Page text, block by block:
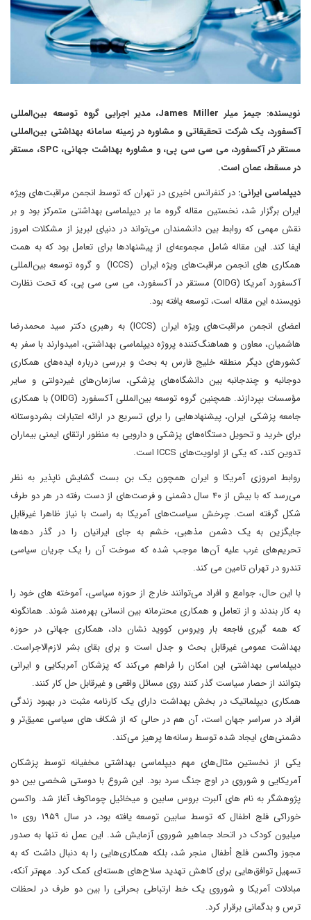
نویسنده: جیمز میلر James Miller، مدیر اجرایی گروه توسعه بین‌المللی
آکسفورد، یک شرکت تحقیقاتی و مشاوره در زمینه سامانه بهداشتی بین‌المللی
مستقر در آکسفورد، می سی سی پی، و مشاوره بهداشت جهانی، SPC، مستقر
در مسقط، عمان است.
دیپلماسی ایرانی:در کنفرانس اخیری در تهران که توسط انجمن مراقبت‌های ویژه
ایران برگزار شد، نخستین مقاله گروه ما بر دیپلماسی بهداشتی متمرکز بود و بر
نقش مهمی که روابط بین دانشمندان می‌تواند در دنیای لبریز از مشکلات امروز
ایفا کند. این مقاله شامل مجموعه‌ای از پیشنهادها برای تعامل بود که به همت
همکاری های انجمن مراقبت‌های ویژه ایران (ICCS) و گروه توسعه بین‌المللی
آکسفورد آمریکا (OIDG) مستقر در آکسفورد، می سی سی پی، که تحت نظارت
نویسنده این مقاله است، توسعه یافته بود.
اعضای انجمن مراقبت‌های ویژه ایران (ICCS) به رهبری دکتر سید محمدرضا
هاشمیان، معاون و هماهنگ‌کننده پروژه دیپلماسی بهداشتی، امیدوارند با سفر به
کشورهای دیگر منطقه خلیج فارس به بحث و بررسی درباره ایده‌های همکاری
دوجانبه و چندجانبه بین دانشگاه‌های پزشکی، سازمان‌های غیردولتی و سایر
مؤسسات بپردازند. همچنین گروه توسعه بین‌المللی آکسفورد (OIDG) با همکاری
جامعه پزشکی ایران، پیشنهادهایی را برای تسریع در ارائه اعتبارات بشردوستانه
برای خرید و تحویل دستگاه‌های پزشکی و دارویی به منظور ارتقای ایمنی بیماران
تدوین کند، که یکی از اولویت‌های ICCS است.
روابط امروزی آمریکا و ایران همچون یک بن بست گشایش ناپذیر به نظر
می‌رسد که با بیش از ۴۰ سال دشمنی و فرصت‌های از دست رفته در هر دو طرف
شکل گرفته است. چرخش سیاست‌های آمریکا به راست با نیاز ظاهرا غیرقابل
جایگزین به یک دشمن مذهبی، خشم به جای ایرانیان را در گذر دهه‌ها
تحریم‌های غرب علیه آن‌ها موجب شده که سوخت آن را یک جریان سیاسی
تندرو در تهران تامین می کند.
با این حال، جوامع و افراد می‌توانند خارج از حوزه سیاسی، آموخته های خود را
به کار بندند و از تعامل و همکاری محترمانه بین انسانی بهره‌مند شوند. همانگونه
که همه گیری فاجعه بار ویروس کووید نشان داد، همکاری جهانی در حوزه
بهداشت عمومی غیرقابل بحث و جدل است و برای بقای بشر لازم‌الاجراست.
دیپلماسی بهداشتی این امکان را فراهم می‌کند که پزشکان آمریکایی و ایرانی
بتوانند از حصار سیاست‌ گذر کنند روی مسائل واقعی و غیرقابل حل کار کنند.
همکاری دیپلماتیک در بخش بهداشت دارای یک کارنامه مثبت در بهبود زندگی
افراد در سراسر جهان است، آن هم در حالی که از شکاف های سیاسی عمیق‌تر و
دشمنی‌های ایجاد شده توسط رسانه‌ها پرهیز می‌کند.
یکی از نخستین مثال‌های مهم دیپلماسی بهداشتی مخفیانه توسط پزشکان
آمریکایی و شوروی در اوج جنگ سرد بود. این شروع با دوستی شخصی بین دو
پژوهشگر به نام های آلبرت بروس سابین و میخائیل چوماکوف آغاز شد. واکسن
خوراکی فلج اطفال که توسط سابین توسعه یافته بود، در سال ۱۹۵۹ روی ۱۰
میلیون کودک در اتحاد جماهیر شوروی آزمایش شد. این عمل نه تنها به صدور
مجوز واکسن فلج أطفال منجر شد، بلکه همکاری‌هایی را به دنبال داشت که به
تسهیل توافق‌هایی برای کاهش تهدید سلاح‌های هسته‌ای کمک کرد. مهم‌تر آنکه،
مبادلات آمریکا و شوروی یک خط ارتباطی بحرانی را بین دو طرف در لحظات
ترس و بدگمانی برقرار کرد.